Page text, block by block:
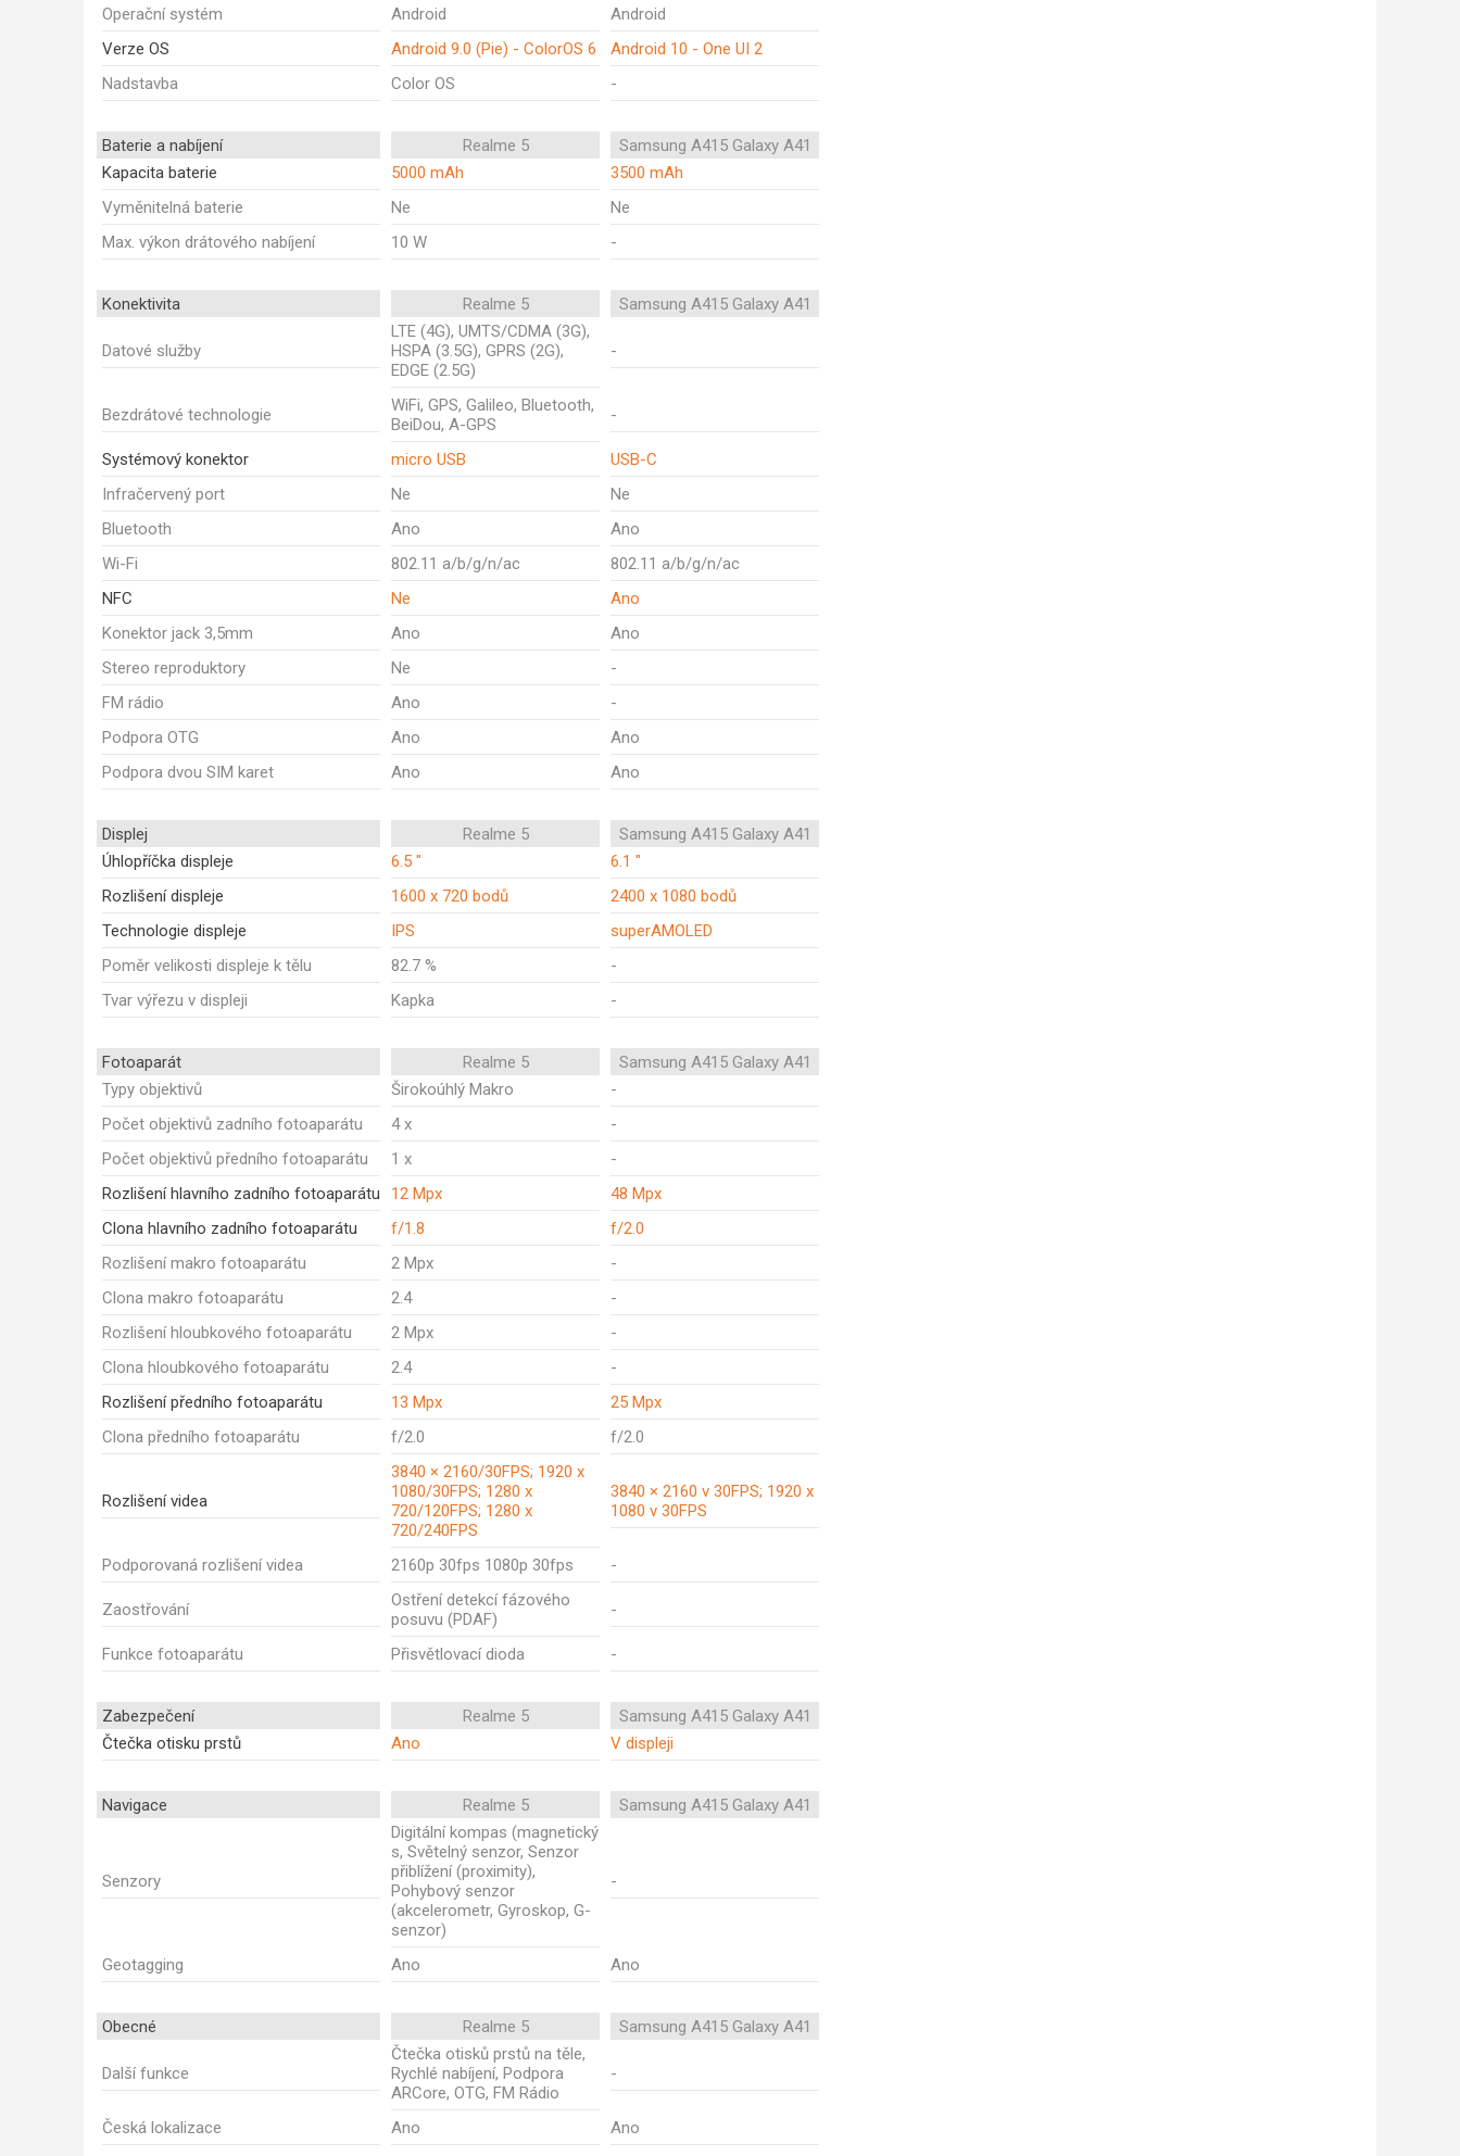
Operační systém
Android
Android
Verze OS
Android 9.0 (Pie) - ColorOS 6
Android 10 - One UI 2
Nadstavba
Color OS -
Baterie a nabíjení Realme 5
Samsung A415 Galaxy A41
Kapacita baterie
5000 mAh
3500 mAh
Vyměnitelná baterie
Ne
Ne
Max. výkon drátového nabíjení
10 W -
Konektivita Realme 5 Samsung A415 Galaxy A41
Datové služby
LTE (4G), UMTS/CDMA (3G),
HSPA (3.5G), GPRS (2G),
EDGE (2.5G)
-
Bezdrátové technologie
WiFi, GPS, Galileo, Bluetooth,
BeiDou, A-GPS
-
Systémový konektor micro USB
USB-C
Infračervený port
Ne
Ne
Bluetooth
Ano
Ano
Wi-Fi
802.11 a/b/g/n/ac
802.11 a/b/g/n/ac
NFC
Ne
Ano
Konektor jack 3,5mm
Ano
Ano
Stereo reproduktory
Ne
-
FM rádio
Ano
-
Podpora OTG
Ano
Ano
Podpora dvou SIM karet
Ano Ano
Displej Realme 5
Samsung A415 Galaxy A41
Úhlopříčka displeje
6.5 "
6.1 "
Rozlišení displeje
1600 x 720 bodů
2400 x 1080 bodů
Technologie displeje
IPS
superAMOLED
Poměr velikosti displeje k tělu
82.7 %
-
Tvar výřezu v displeji
Kapka -
Fotoaparát Realme 5
Samsung A415 Galaxy A41
Typy objektivů
Širokoúhlý Makro
-
Počet objektivů zadního fotoaparátu
4 x
-
Počet objektivů předního fotoaparátu
1 x
-
Rozlišení hlavního zadního fotoaparátu
12 Mpx
48 Mpx
Clona hlavního zadního fotoaparátu
f/1.8
f/2.0
Rozlišení makro fotoaparátu
2 Mpx
-
Clona makro fotoaparátu
2.4
-
Rozlišení hloubkového fotoaparátu
2 Mpx
-
Clona hloubkového fotoaparátu
2.4
-
Rozlišení předního fotoaparátu
13 Mpx
25 Mpx
Clona předního fotoaparátu
f/2.0 f/2.0
Rozlišení videa
3840 × 2160/30FPS; 1920 x
1080/30FPS; 1280 x
720/120FPS; 1280 x
720/240FPS
3840 × 2160 v 30FPS; 1920 x
1080 v 30FPS
Podporovaná rozlišení videa 2160p 30fps 1080p 30fps -
Zaostřování
Ostření detekcí fázového
posuvu (PDAF)
-
Funkce fotoaparátu Přisvětlovací dioda -
Zabezpečení Realme 5
Samsung A415 Galaxy A41
Čtečka otisku prstů
Ano V displeji
Navigace Realme 5 Samsung A415 Galaxy A41
Senzory
Digitální kompas (magnetický
s, Světelný senzor, Senzor
přiblížení (proximity),
Pohybový senzor
(akcelerometr, Gyroskop, G-
senzor)
-
Geotagging Ano Ano
Obecné Realme 5 Samsung A415 Galaxy A41
Další funkce
Čtečka otisků prstů na těle,
Rychlé nabíjení, Podpora
ARCore, OTG, FM Rádio
-
Česká lokalizace Ano
Ano